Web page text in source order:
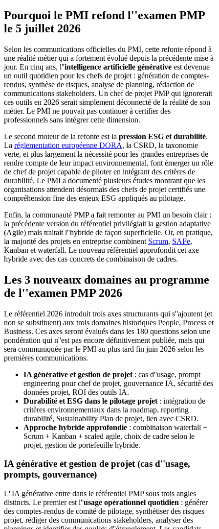
Pourquoi le PMI refond l''examen PMP
le 5 juillet 2026
Selon les communications officielles du PMI, cette refonte répond à
une réalité métier qui a fortement évolué depuis la précédente mise à
jour. En cinq ans, l''intelligence artificielle générative est devenue
un outil quotidien pour les chefs de projet : génération de comptes-
rendus, synthèse de risques, analyse de planning, rédaction de
communications stakeholders. Un chef de projet PMP qui ignorerait
ces outils en 2026 serait simplement déconnecté de la réalité de son
métier. Le PMI ne pouvait pas continuer à certifier des
professionnels sans intégrer cette dimension.
Le second moteur de la refonte est la pression ESG et durabilité.
La réglementation européenne DORA, la CSRD, la taxonomie
verte, et plus largement la nécessité pour les grandes entreprises de
rendre compte de leur impact environnemental, font émerger un rôle
de chef de projet capable de piloter en intégrant des critères de
durabilité. Le PMI a documenté plusieurs études montrant que les
organisations attendent désormais des chefs de projet certifiés une
compréhension fine des enjeux ESG appliqués au pilotage.
Enfin, la communauté PMP a fait remonter au PMI un besoin clair :
la précédente version du référentiel privilégiait la gestion adaptative
(Agile) mais traitait l''hybride de façon superficielle. Or, en pratique,
la majorité des projets en entreprise combinent Scrum, SAFe,
Kanban et waterfall. Le nouveau référentiel approfondit cet axe
hybride avec des cas concrets de combinaison de cadres.
Les 3 nouveaux domaines au programme
de l''examen PMP 2026
Le référentiel 2026 introduit trois axes structurants qui s''ajoutent (et
non se substituent) aux trois domaines historiques People, Process et
Business. Ces axes seront évalués dans les 180 questions selon une
pondération qui n''est pas encore définitivement publiée, mais qui
sera communiquée par le PMI au plus tard fin juin 2026 selon les
premières communications.
IA générative et gestion de projet : cas d''usage, prompt
engineering pour chef de projet, gouvernance IA, sécurité des
données projet, ROI des outils IA.
Durabilité et ESG dans le pilotage projet : intégration de
critères environnementaux dans la roadmap, reporting
durabilité, Sustainability Plan de projet, lien avec CSRD.
Approche hybride approfondie : combinaison waterfall +
Scrum + Kanban + scaled agile, choix de cadre selon le
projet, gestion de portefeuille hybride.
IA générative et gestion de projet (cas d''usage,
prompts, gouvernance)
L''IA générative entre dans le référentiel PMP sous trois angles
distincts. Le premier est l''usage opérationnel quotidien : générer
des comptes-rendus de comité de pilotage, synthétiser des risques
projet, rédiger des communications stakeholders, analyser des